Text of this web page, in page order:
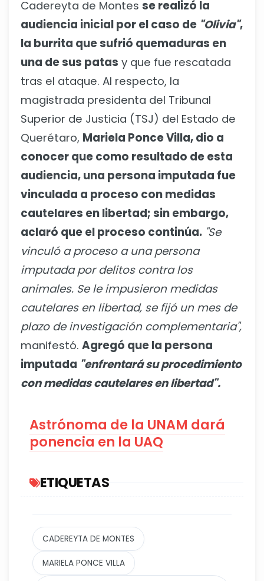
Cadereyta de Montes se realizó la
audiencia inicial por el caso de "Olivia",
la burrita que sufrió quemaduras en
una de sus patas y que fue rescatada
tras el ataque. Al respecto, la
magistrada presidenta del Tribunal
Superior de Justicia (TSJ) del Estado de
Querétaro, Mariela Ponce Villa, dio a
conocer que como resultado de esta
audiencia, una persona imputada fue
vinculada a proceso con medidas
cautelares en libertad; sin embargo,
aclaró que el proceso continúa. "Se
vinculó a proceso a una persona
imputada por delitos contra los
animales. Se le impusieron medidas
cautelares en libertad, se fijó un mes de
plazo de investigación complementaria",
manifestó. Agregó que la persona
imputada "enfrentará su procedimiento
con medidas cautelares en libertad".
Astrónoma de la UNAM dará
ponencia en la UAQ
ETIQUETAS
CADEREYTA DE MONTES
MARIELA PONCE VILLA